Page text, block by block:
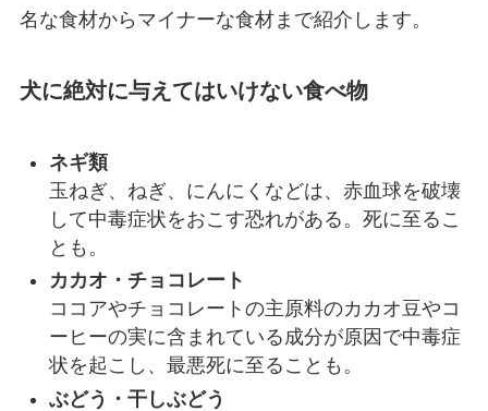
名な食材からマイナーな食材まで紹介します。
犬に絶対に与えてはいけない食べ物
ネギ類
玉ねぎ、ねぎ、にんにくなどは、赤血球を破壊
して中毒症状をおこす恐れがある。死に至るこ
とも。
カカオ・チョコレート
ココアやチョコレートの主原料のカカオ豆やコ
ーヒーの実に含まれている成分が原因で中毒症
状を起こし、最悪死に至ることも。
ぶどう・干しぶどう